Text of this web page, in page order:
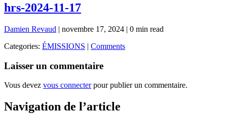
hrs-2024-11-17
Damien Revaud | novembre 17, 2024 | 0 min read
Categories: ÉMISSIONS | Comments
Laisser un commentaire
Vous devez vous connecterpour publier un commentaire.
Navigation de l’article